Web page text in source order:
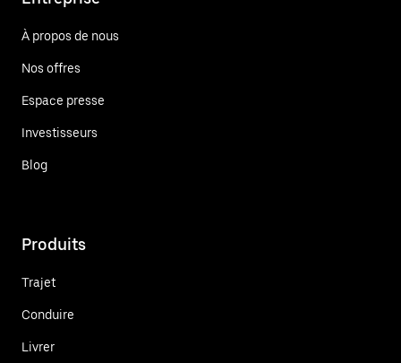
À propos de nous
Nos offres
Espace presse
Investisseurs
Blog
Produits
Trajet
Conduire
Livrer